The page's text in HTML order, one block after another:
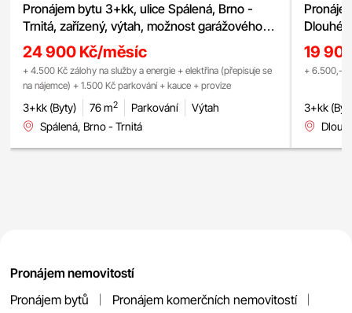
Pronájem bytu 3+kk, ulice Spálená, Brno -
Trnitá, zařízený, výtah, možnost garážového
stání, v blízkosti Vlněny
24 900 Kč/měsíc
+ 4.500 Kč zálohy na služby a energie + elektřina (přepisuje se
na nájemce) + 1.500 Kč parkování + kauce + provize
3+kk (Byty) 76 m2 Parkování
Výtah
Spálená, Brno - Trnitá
Dlouhé
19
+ 6.500,-
3+kk
Pronájem nemovitostí
Pronájem bytů
Pronájem komerčních nemovitostí